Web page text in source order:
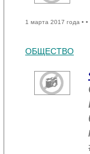
1 марта 2017 года •
ОБЩЕСТВО